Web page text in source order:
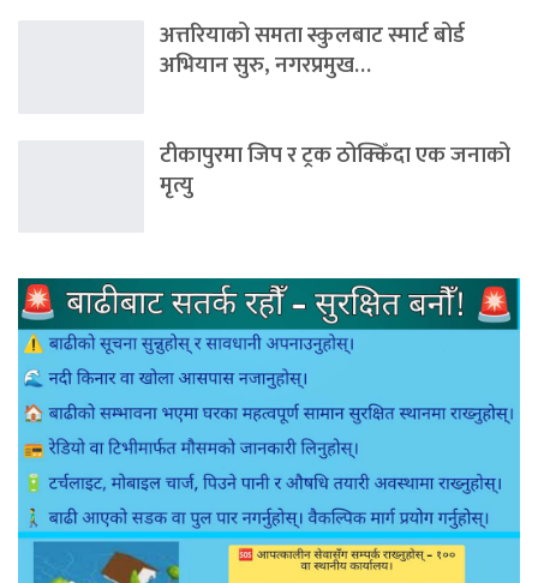
अत्तरियाको समता स्कुलबाट स्मार्ट बोर्ड
अभियान सुरु, नगरप्रमुख…
टीकापुरमा जिप र ट्रक ठोक्किँदा एक जनाको
मृत्यु